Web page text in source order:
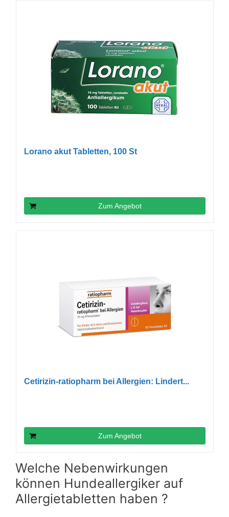
Lorano akut Tabletten, 100 St
Zum Angebot
Cetirizin-ratiopharm bei Allergien: Lindert...
Zum Angebot
Welche Nebenwirkungen
können Hundeallergiker auf
Allergietabletten haben ?